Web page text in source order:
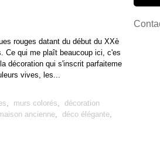
rouges datant du début du XXè
Ce qui me plaît beaucoup ici, c'es
décoration qui s'inscrit parfaiteme
vives, les...
, murs colorés, décoration
ancienne, déco élégante,